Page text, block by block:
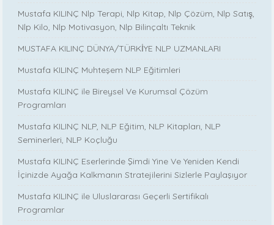
Mustafa KILINÇ Nlp Terapi, Nlp Kitap, Nlp Çözüm, Nlp Satış,
Nlp Kilo, Nlp Motivasyon, Nlp Bilinçaltı Teknik
MUSTAFA KILINÇ DÜNYA/TÜRKİYE NLP UZMANLARI
Mustafa KILINÇ Muhteşem NLP Eğitimleri
Mustafa KILINÇ ile Bireysel Ve Kurumsal Çözüm
Programları
Mustafa KILINÇ NLP, NLP Eğitim, NLP Kitapları, NLP
Seminerleri, NLP Koçluğu
Mustafa KILINÇ Eserlerinde Şimdi Yine Ve Yeniden Kendi
İçinizde Ayağa Kalkmanın Stratejilerini Sizlerle Paylaşıyor
Mustafa KILINÇ ile Uluslararası Geçerli Sertifikalı
Programlar